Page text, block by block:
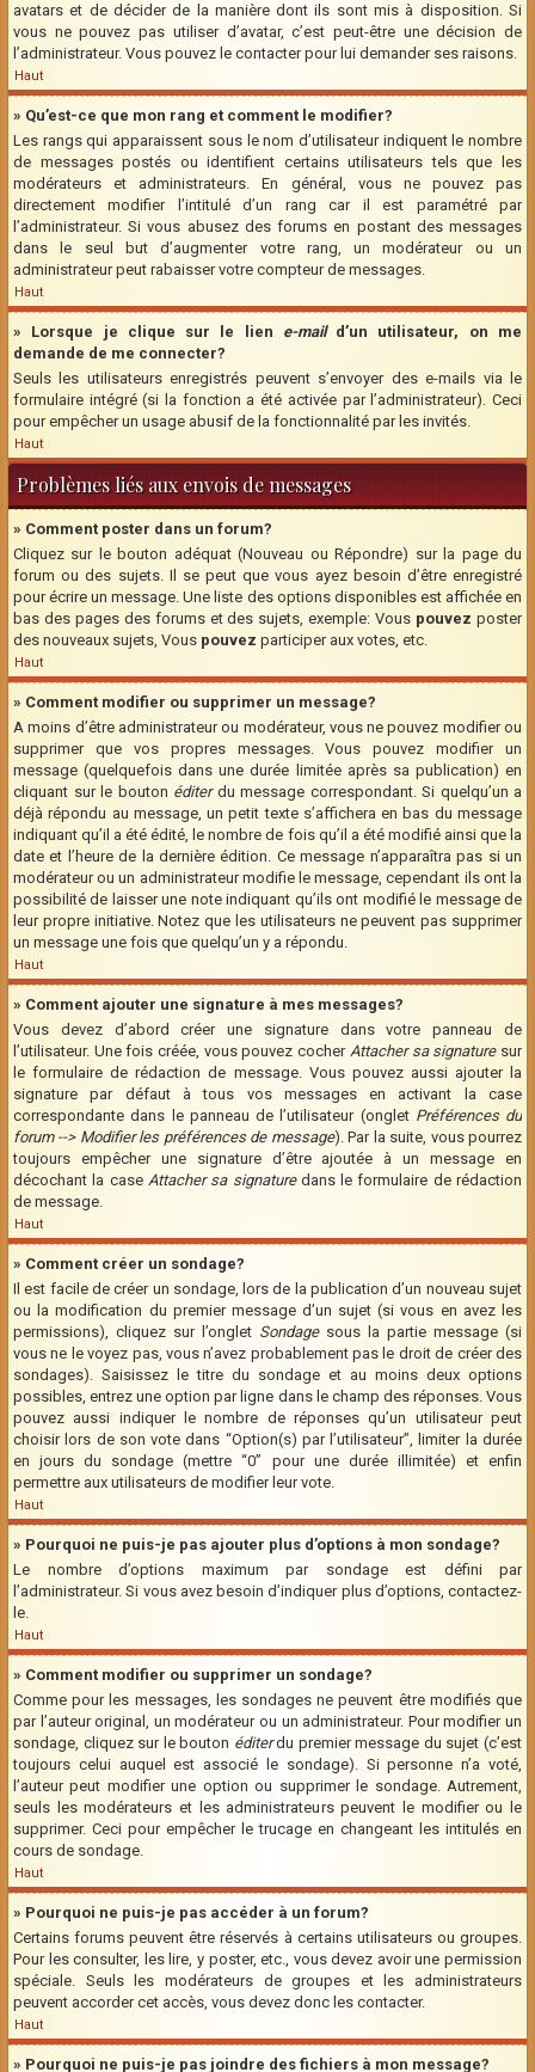
avatars et de décider de la manière dont ils sont mis à disposition. Si
vous ne pouvez pas utiliser d’avatar, c’est peut-être une décision de
l’administrateur. Vous pouvez le contacter pour lui demander ses raisons.
Haut
» Qu’est-ce que mon rang et comment le modifier?
Les rangs qui apparaissent sous le nom d’utilisateur indiquent le nombre
de messages postés ou identifient certains utilisateurs tels que les
modérateurs et administrateurs. En général, vous ne pouvez pas
directement modifier l’intitulé d’un rang car il est paramétré par
l’administrateur. Si vous abusez des forums en postant des messages
dans le seul but d’augmenter votre rang, un modérateur ou un
administrateur peut rabaisser votre compteur de messages.
Haut
» Lorsque je clique sur le lien e-maild’un utilisateur, on me
demande de me connecter?
Seuls les utilisateurs enregistrés peuvent s’envoyer des e-mails via le
formulaire intégré (si la fonction a été activée par l’administrateur). Ceci
pour empêcher un usage abusif de la fonctionnalité par les invités.
Haut
Problèmes liés aux envois de messages
» Comment poster dans un forum?
Cliquez sur le bouton adéquat (Nouveau ou Répondre) sur la page du
forum ou des sujets. Il se peut que vous ayez besoin d’être enregistré
pour écrire un message. Une liste des options disponibles est affichée en
bas des pages des forums et des sujets, exemple: Vous pouvez poster
des nouveaux sujets, Vous pouvez participer aux votes, etc.
Haut
» Comment modifier ou supprimer un message?
A moins d’être administrateur ou modérateur, vous ne pouvez modifier ou
supprimer que vos propres messages. Vous pouvez modifier un
message (quelquefois dans une durée limitée après sa publication) en
cliquant sur le bouton éditerdu message correspondant. Si quelqu’un a
déjà répondu au message, un petit texte s’affichera en bas du message
indiquant qu’il a été édité, le nombre de fois qu’il a été modifié ainsi que la
date et l’heure de la dernière édition. Ce message n’apparaîtra pas si un
modérateur ou un administrateur modifie le message, cependant ils ont la
possibilité de laisser une note indiquant qu’ils ont modifié le message de
leur propre initiative. Notez que les utilisateurs ne peuvent pas supprimer
un message une fois que quelqu’un y a répondu.
Haut
» Comment ajouter une signature à mes messages?
Vous devez d’abord créer une signature dans votre panneau de
l’utilisateur. Une fois créée, vous pouvez cocher Attacher sa signaturesur
le formulaire de rédaction de message. Vous pouvez aussi ajouter la
signature par défaut à tous vos messages en activant la case
correspondante dans le panneau de l’utilisateur (onglet Préférences du
forum --> Modifier les préférences de message). Par la suite, vous pourrez
toujours empêcher une signature d’être ajoutée à un message en
décochant la case Attacher sa signaturedans le formulaire de rédaction
de message.
Haut
» Comment créer un sondage?
Il est facile de créer un sondage, lors de la publication d’un nouveau sujet
ou la modification du premier message d’un sujet (si vous en avez les
permissions), cliquez sur l’onglet Sondagesous la partie message (si
vous ne le voyez pas, vous n’avez probablement pas le droit de créer des
sondages). Saisissez le titre du sondage et au moins deux options
possibles, entrez une option par ligne dans le champ des réponses. Vous
pouvez aussi indiquer le nombre de réponses qu’un utilisateur peut
choisir lors de son vote dans “Option(s) par l’utilisateur”, limiter la durée
en jours du sondage (mettre “0” pour une durée illimitée) et enfin
permettre aux utilisateurs de modifier leur vote.
Haut
» Pourquoi ne puis-je pas ajouter plus d’options à mon sondage?
Le nombre d’options maximum par sondage est défini par
l’administrateur. Si vous avez besoin d’indiquer plus d’options, contactez-
le.
Haut
» Comment modifier ou supprimer un sondage?
Comme pour les messages, les sondages ne peuvent être modifiés que
par l’auteur original, un modérateur ou un administrateur. Pour modifier un
sondage, cliquez sur le bouton éditerdu premier message du sujet (c’est
toujours celui auquel est associé le sondage). Si personne n’a voté,
l’auteur peut modifier une option ou supprimer le sondage. Autrement,
seuls les modérateurs et les administrateurs peuvent le modifier ou le
supprimer. Ceci pour empêcher le trucage en changeant les intitulés en
cours de sondage.
Haut
» Pourquoi ne puis-je pas accéder à un forum?
Certains forums peuvent être réservés à certains utilisateurs ou groupes.
Pour les consulter, les lire, y poster, etc., vous devez avoir une permission
spéciale. Seuls les modérateurs de groupes et les administrateurs
peuvent accorder cet accès, vous devez donc les contacter.
Haut
» Pourquoi ne puis-je pas joindre des fichiers à mon message?